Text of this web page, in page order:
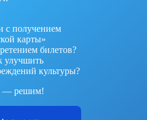
с получением
карты»
билетов?
улучшить
культуры?
— решим!